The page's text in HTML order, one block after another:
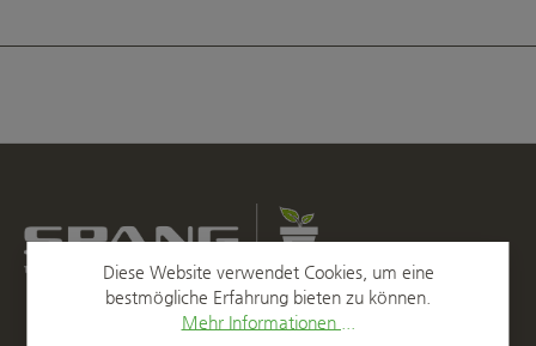
Diese Website verwendet Cookies, um eine
bestmögliche Erfahrung bieten zu können.
Mehr Informationen ...